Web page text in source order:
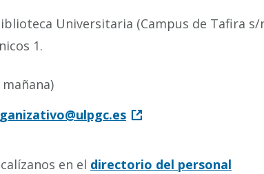
Universitaria (Campus de Tafira s/
1.
en el directorio del personal